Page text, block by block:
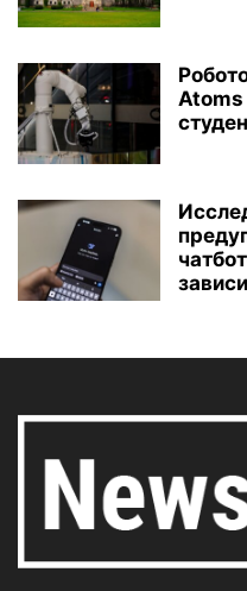
Atoms